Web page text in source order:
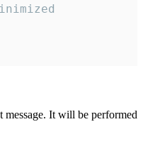
message. It will be performed